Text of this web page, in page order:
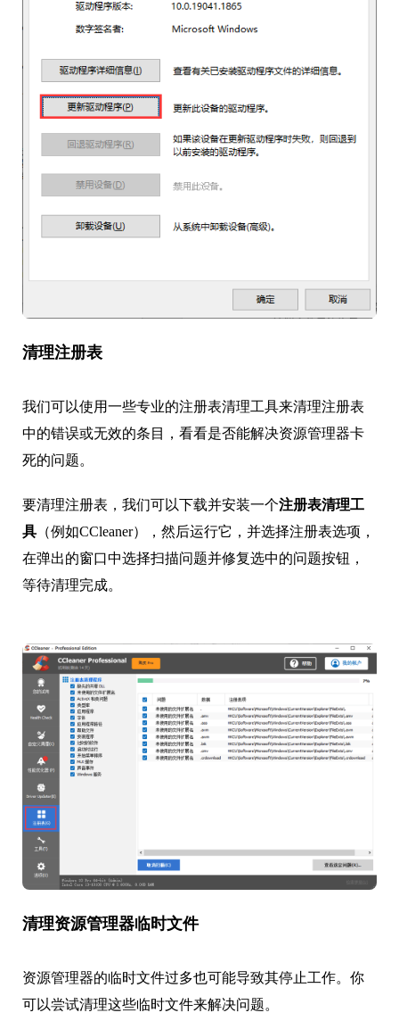
清理注册表
我们可以使用一些专业的注册表清理工具来清理注册表
中的错误或无效的条目，看看是否能解决资源管理器卡
死的问题。
要清理注册表，我们可以下载并安装一个注册表清理工
具 （例如CCleaner），然后运行它，并选择注册表选项，
在弹出的窗口中选择扫描问题并修复选中的问题按钮，
等待清理完成。
清理资源管理器临时文件
资源管理器的临时文件过多也可能导致其停止工作。你
可以尝试清理这些临时文件来解决问题。